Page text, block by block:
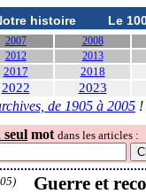
histoire Le
2007
2008
2012 2013
2017 2018
2022 2023
de 1905 à 2005 !
seul mot dans les articles :
Guerre et